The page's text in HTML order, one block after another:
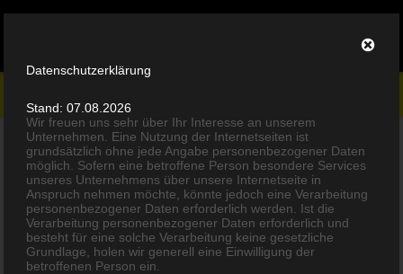
LED-PRODUKTE
ANWENDUNGEN
UNTERNEHMEN
SERVICE
Datenschutzerklärung
Stand: 07.08.2026
Wir freuen uns sehr über Ihr Interesse an unserem
Unternehmen. Eine Nutzung der Internetseiten ist
grundsätzlich ohne jede Angabe personenbezogener Daten
möglich. Sofern eine betroffene Person besondere Services
unseres Unternehmens über unsere Internetseite in
Anspruch nehmen möchte, könnte jedoch eine Verarbeitung
personenbezogener Daten erforderlich werden. Ist die
Verarbeitung personenbezogener Daten erforderlich und
besteht für eine solche Verarbeitung keine gesetzliche
Grundlage, holen wir generell eine Einwilligung der
betroffenen Person ein.